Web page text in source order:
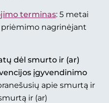
terminas: 5 metai
nagrinėjant
dėl smurto ir (ar)
įgyvendinimo
apie smurtą ir
ir (ar)